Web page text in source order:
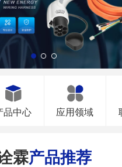
品中心 应用领域
霖产品推荐